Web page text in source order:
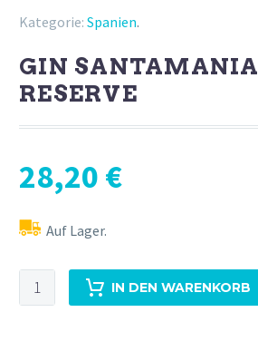
Kategorie: Spanien.
GIN SANTAMANIA
RESERVE
28,20 €
Auf Lager.
GIN
SANTAMANIA
IN DEN WARENKORB